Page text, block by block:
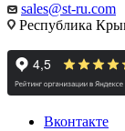
sales@st-ru.com
Республика
Вконтакте